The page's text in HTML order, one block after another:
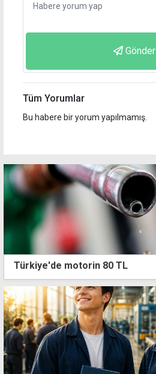
Gönder
Tüm Yorumlar
Bu habere bir yorum yapılmamış.
Türkiye'de motorin 80 TL